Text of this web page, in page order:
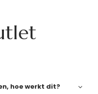
hoe werkt dit?